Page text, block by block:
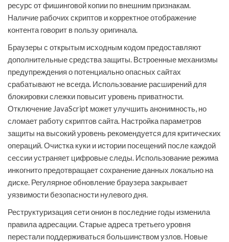
ресурс от фишинговой копии по внешним признакам.
Наличие рабочих скриптов и корректное отображение
контента говорит в пользу оригинала.
Браузеры с открытым исходным кодом предоставляют
дополнительные средства защиты. Встроенные механизмы
предупреждения о потенциально опасных сайтах
срабатывают не всегда. Использование расширений для
блокировки слежки повысит уровень приватности.
Отключение JavaScript может улучшить анонимность, но
сломает работу скриптов сайта. Настройка параметров
защиты на высокий уровень рекомендуется для критических
операций. Очистка куки и истории посещений после каждой
сессии устраняет цифровые следы. Использование режима
инкогнито предотвращает сохранение данных локально на
диске. Регулярное обновление браузера закрывает
уязвимости безопасности нулевого дня.
Реструктуризация сети онион в последние годы изменила
правила адресации. Старые адреса третьего уровня
перестали поддерживаться большинством узлов. Новые